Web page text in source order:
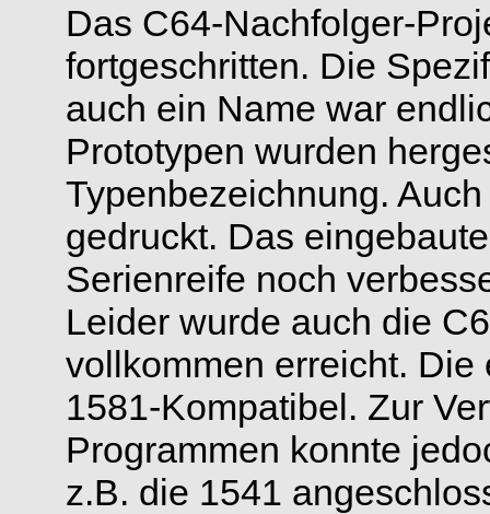
Das C64-Nachfolger-
fortgeschritten. Die
auch ein Name war
Prototypen wurden
Typenbezeichnung.
gedruckt. Das
Serienreife noch
Leider wurde auch die
vollkommen erreicht.
1581-Kompatibel. Zur
Programmen konnte
z.B. die 1541